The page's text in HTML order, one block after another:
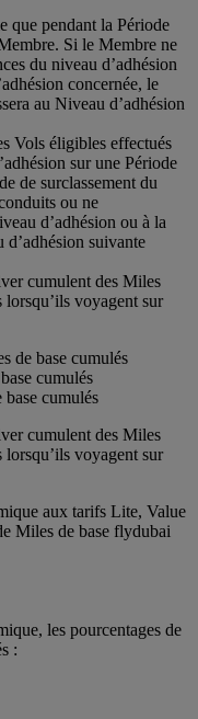
que pendant la Période
Si le Membre ne
du niveau d’adhésion
concernée, le
au Niveau d’adhésion
Vols éligibles effectués
sur une Période
de surclassement du
ou ne
d’adhésion ou à la
d’adhésion suivante
cumulent des Miles
voyagent sur
de base cumulés
cumulés
cumulés
cumulent des Miles
voyagent sur
aux tarifs Lite, Value
Miles de base flydubai
les pourcentages de
: